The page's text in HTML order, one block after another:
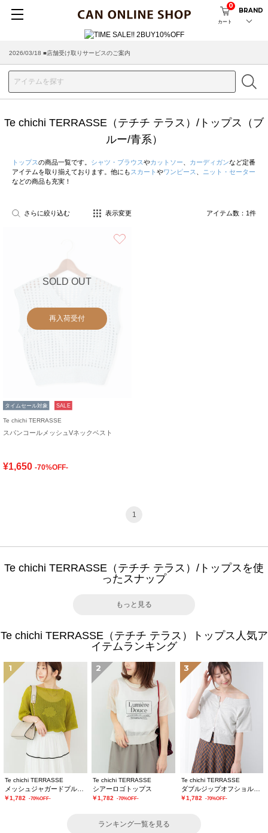
カート
0
BRAND
2026/03/18 ■店舗受け取りサービスのご案内
Te chichi TERRASSE（テチチ テラス）/トップス（ブ
ルー/青系）
トップスの商品一覧です。 シャツ・ブラウスやカットソー カーディガンなど定番
アイテムを取り揃えております。他にも スカート やワンピース
ニット・セーター
などの商品も充実！
さらに絞り込む 表示変更 アイテム数： 1件
SOLD OUT
再入荷受付
タイムセール対象 SALE
Te chichi TERRASSE
スパンコールメッシュVネックベスト
¥1,650 -70%OFF-
1
Te chichi TERRASSE（テチチ テラス）/トップスを使
ったスナップ
もっと見る
Te chichi TERRASSE（テチチ テラス）トップス人気ア
イテムランキング
1
Te chichi TERRASSE
￥1,782 -70%OFF-
2
Te chichi TERRASSE
シアーロゴトップス
￥1,782 -70%OFF-
3
Te chichi TERRASSE
ダブルジップオフショルカットトップス
￥1,782 -70%OFF-
ランキング一覧を見る